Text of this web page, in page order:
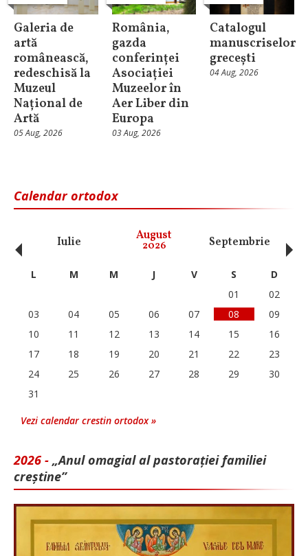
Galeria de
artă
românească,
redeschisă la
Muzeul
Național de
Artă
05 Aug, 2026
România,
gazda
conferinței
Asociației
Muzeelor în
Aer Liber din
Europa
03 Aug, 2026
Catalogul
manuscriselor
grecești
04 Aug, 2026
Calendar ortodox
Iulie August
2026 Septembrie
‹ L M M J V S
D
01
02
03
04 05 06 07 08
09
10
11 12 13 14 15
16
17
18 19 20 21 22
23
24
25 26 27 28 29
30
31
Vezi calendar crestin ortodox »
2026 - „Anul omagial al pastorației familiei
creștine”